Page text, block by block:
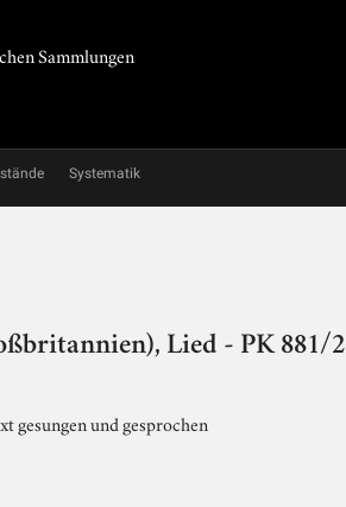
Sammlungen
Systematik
Lied - PK 881/2
gesungen und gesprochen